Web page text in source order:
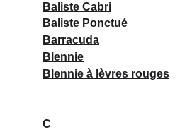
Baliste Cabri
Baliste Ponctué
Barracuda
Blennie
Blennie à lèvres rouges
C